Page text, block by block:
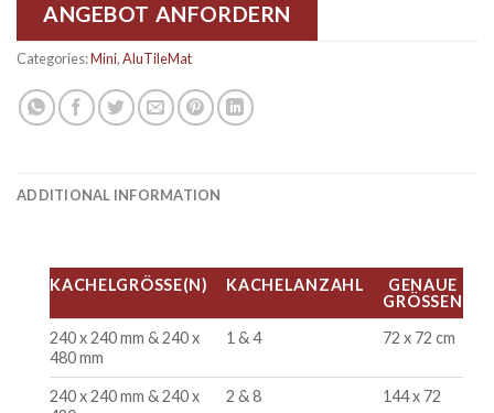
ANGEBOT ANFORDERN
Categories:Mini,AluTileMat
ADDITIONAL INFORMATION
KACHELGRÖSSE(N) KACHELANZAHL
GENAUE
GRÖSSEN
240 x 240 mm & 240 x
480 mm
1 & 4 72 x 72 cm
240 x 240 mm & 240 x
2 & 8
144 x 72